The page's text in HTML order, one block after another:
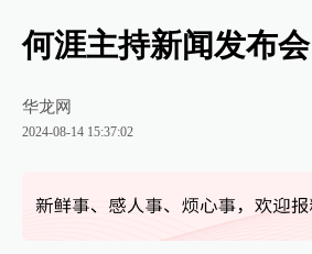
何涯主持新闻发布会
华龙网
2024-08-14 15:37:02